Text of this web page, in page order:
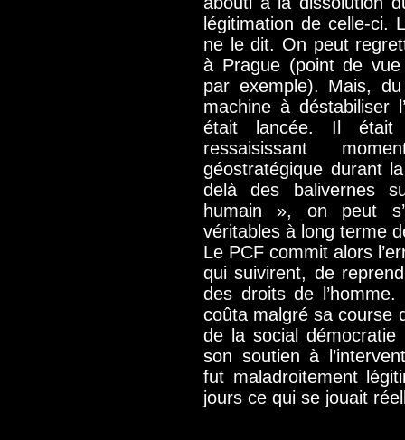
légitimation de celle-ci.
ne le dit. On peut
à Prague (point de vue
par exemple). Mais,
machine à déstabiliser
était lancée. Il était
ressaisissant
géostratégique durant
delà des balivernes
humain », on peut
véritables à long terme
Le PCF commit alors
qui suivirent, de
des droits de
coûta malgré sa course
de la social
son soutien à
fut maladroitement
jours ce qui se jouait